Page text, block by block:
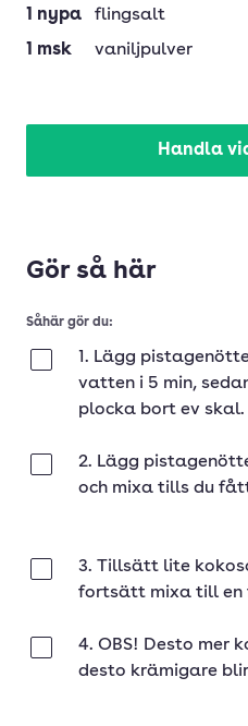
1 nypa
flingsalt
1 msk vaniljpulver
Handla
Gör så här
Såhär gör du:
1. Lägg
vatten i 5 min,
plocka bort ev skal.
2. Lägg
och mixa tills du
3. Tillsätt lite
fortsätt mixa till en
4. OBS! Desto mer
desto krämigare